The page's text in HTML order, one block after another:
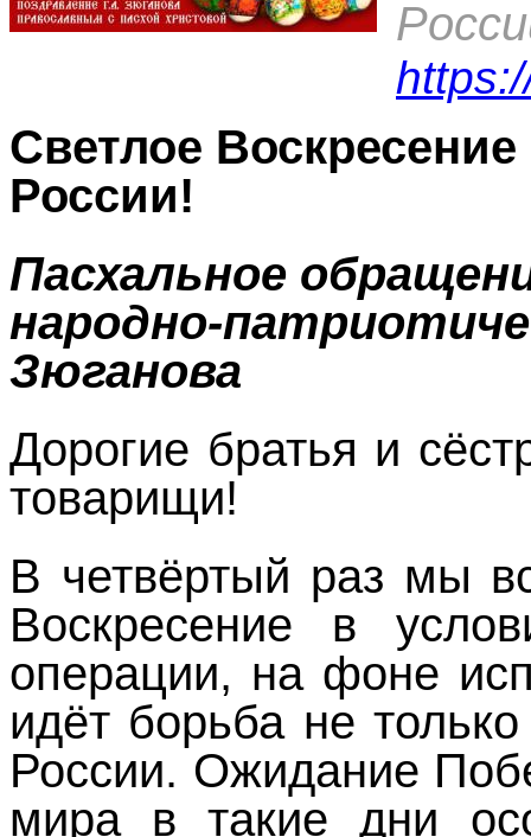
Светлое
России!
Пасхальное
народно-
Зюганова
Дорогие братья и
товарищи!
В четвёртый раз мы
Воскресение в
операции, на фоне
идёт борьба не
России. Ожидание
мира в такие дни